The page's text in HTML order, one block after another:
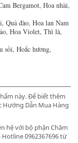
Bergamot, Hoa nhài,
Quả đào, Hoa lan Nam
Hoa Violet, Thì là,
sồi, Hoắc hương,
này. Để biết thêm
Hướng Dẫn Mua Hàng
hệ với bộ phận Chăm
0962367696 từ